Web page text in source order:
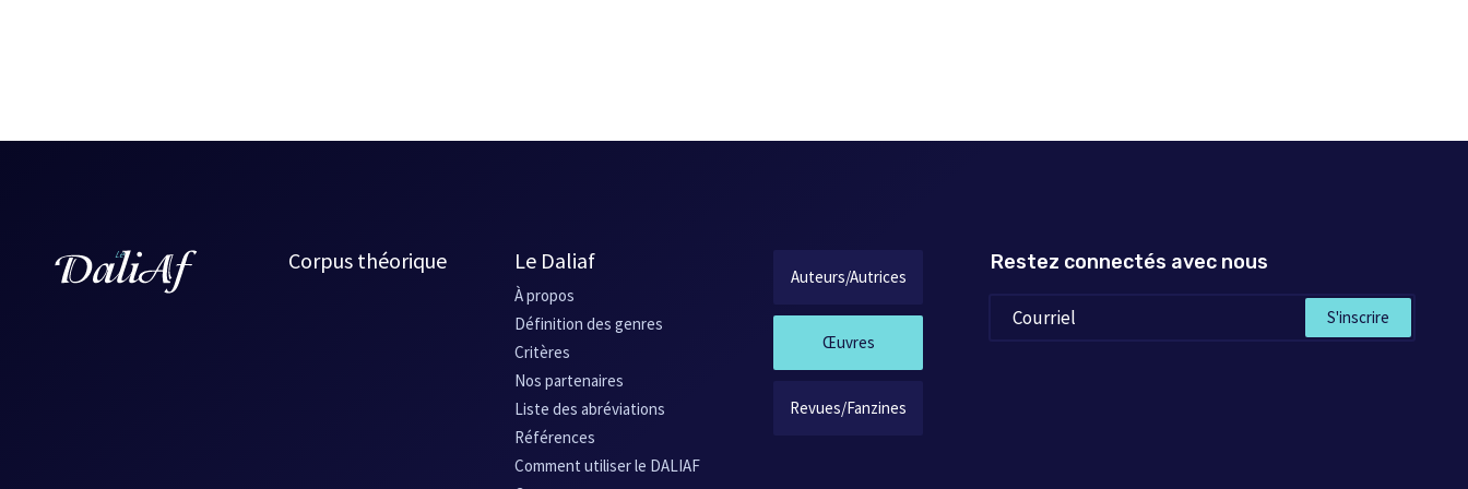
Corpus théorique Le Daliaf
À propos
Définition des genres
Critères
Nos partenaires
Liste des abréviations
Références
Comment utiliser le DALIAF
Auteurs/Autrices
Œuvres
Revues/Fanzines
Restez connectés avec nous
S'inscrire